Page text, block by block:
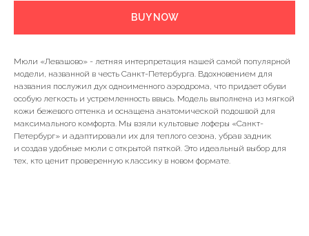
BUY NOW
Мюли «Левашово» - летняя интерпретация нашей самой популярной
модели, названной в честь Санкт-Петербурга. Вдохновением для
названия послужил дух одноименного аэродрома, что придает обуви
особую легкость и устремленность ввысь. Модель выполнена из мягкой
кожи бежевого оттенка и оснащена анатомической подошвой для
максимального комфорта. Мы взяли культовые лоферы «Санкт-
Петербург» и адаптировали их для теплого сезона, убрав задник
и создав удобные мюли с открытой пяткой. Это идеальный выбор для
тех, кто ценит проверенную классику в новом формате.